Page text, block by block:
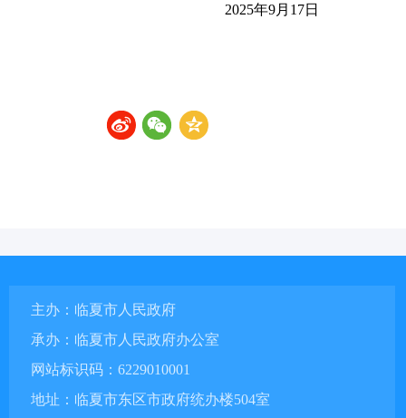
2025年9月17日
主办：临夏市人民政府
承办：临夏市人民政府办公室
网站标识码：6229010001
地址：临夏市东区市政府统办楼504室